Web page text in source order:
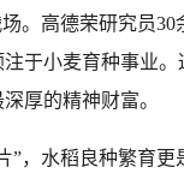
。高德荣研究员30
于小麦育种事业。
厚的精神财富。
”，水稻良种繁育更